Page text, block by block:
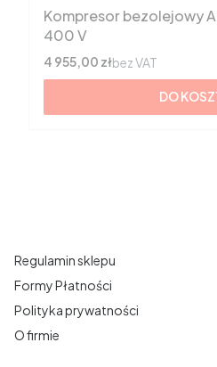
Kompresor bezolejowy
400 V
Cena
4 955,00 złbez VAT
DO
Regulamin sklepu
Formy Płatności
Polityka prywatności
O firmie